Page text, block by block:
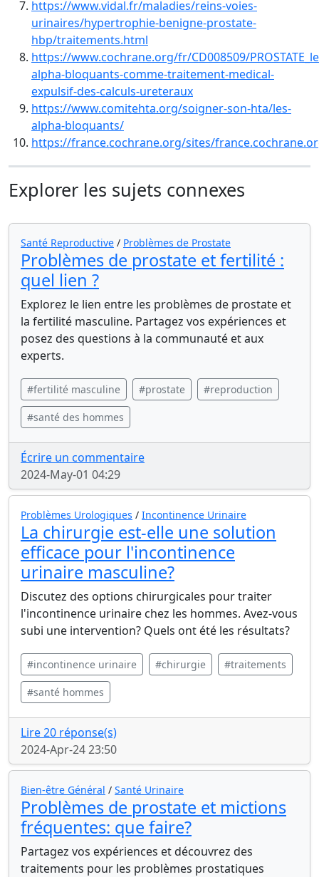
https://www.vidal.fr/maladies/reins-voies-
urinaires/hypertrophie-benigne-prostate-
hbp/traitements.html
https://www.cochrane.org/fr/CD008509/
alpha-bloquants-comme-traitement-medical-
expulsif-des-calculs-ureteraux
https://www.comitehta.org/soigner-son-hta/les-
alpha-bloquants/
https://france.cochrane.org/sites/
Explorer les sujets connexes
Santé Reproductive / Problèmes de Prostate
Problèmes de prostate et fertilité :
quel lien ?
Explorez le lien entre les problèmes de prostate et
la fertilité masculine. Partagez vos expériences et
posez des questions à la communauté et aux
experts.
#fertilité masculine #prostate #reproduction
#santé des hommes
Écrire un commentaire
2024-May-01 04:29
Problèmes Urologiques / Incontinence Urinaire
La chirurgie est-elle une solution
efficace pour l'incontinence
urinaire masculine?
Discutez des options chirurgicales pour traiter
l'incontinence urinaire chez les hommes. Avez-vous
subi une intervention? Quels ont été les résultats?
#incontinence urinaire #chirurgie #traitements
#santé hommes
Lire 20 réponse(s)
2024-Apr-24 23:50
Bien-être Général / Santé Urinaire
Problèmes de prostate et mictions
fréquentes: que faire?
Partagez vos expériences et découvrez des
traitements pour les problèmes prostatiques